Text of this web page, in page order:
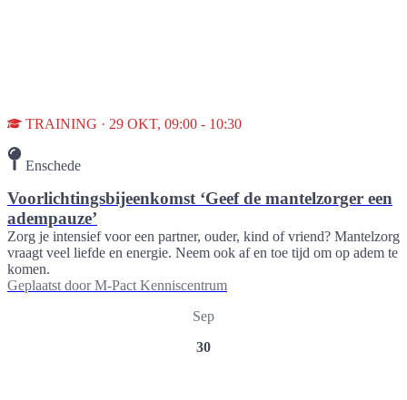
TRAINING · 29 OKT, 09:00 - 10:30
Enschede
Voorlichtingsbijeenkomst ‘Geef de mantelzorger een
adempauze’
Zorg je intensief voor een partner, ouder, kind of vriend? Mantelzorg
vraagt veel liefde en energie. Neem ook af en toe tijd om op adem te
komen.
Geplaatst door M-Pact Kenniscentrum
Sep
30